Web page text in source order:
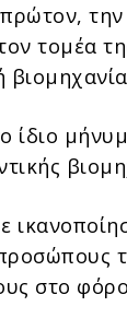
τομέα
ίδιο
στο